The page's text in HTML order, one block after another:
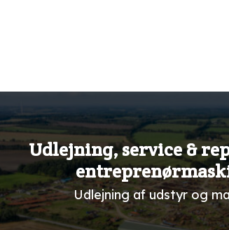
Udlejning, service &
Udlejning af udstyr og